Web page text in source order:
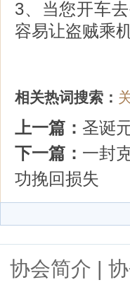
3、当您开车
容易让盗贼乘
相关热词搜索：
上一篇： 圣诞
下一篇： 一封
功挽回损失
协会简介 |